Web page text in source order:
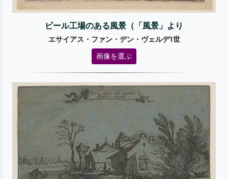
ビール工場のある風景（「風景」より
エサイアス・ファン・デン・ヴェルデ1世
画像を選ぶ